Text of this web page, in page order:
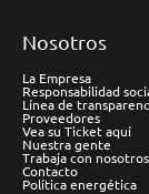
Nosotros
La Empresa
Responsabilidad
Línea de
Proveedores
Vea su Ticket aquí
Nuestra gente
Trabaja con nosotros
Contacto
Política energética